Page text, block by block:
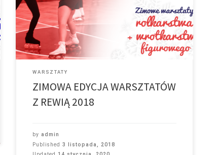
WARSZTATY
ZIMOWA EDYCJA WARSZTATÓW
Z REWIĄ 2018
by admin
Published3 listopada, 2018